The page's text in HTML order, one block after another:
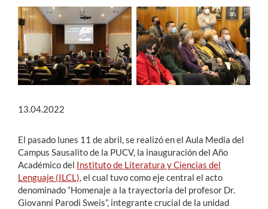
Funcionarios
Alumni
English
13.04.2022
El pasado lunes 11 de abril, se realizó en el Aula Media del
Campus Sausalito de la PUCV, la inauguración del Año
Académico del Instituto de Literatura y Ciencias del
Lenguaje (ILCL), el cual tuvo como eje central el acto
denominado “Homenaje a la trayectoria del profesor Dr.
Giovanni Parodi Sweis”, integrante crucial de la unidad